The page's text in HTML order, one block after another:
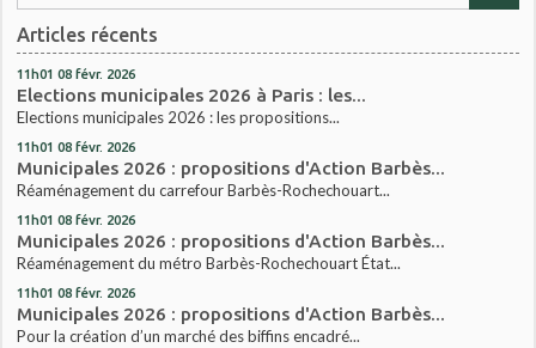
Articles récents
11h01 08 févr. 2026
Elections municipales 2026 à Paris : les...
Elections municipales 2026 : les propositions...
11h01 08 févr. 2026
Municipales 2026 : propositions d'Action Barbès...
Réaménagement du carrefour Barbès-Rochechouart...
11h01 08 févr. 2026
Municipales 2026 : propositions d'Action Barbès...
Réaménagement du métro Barbès-Rochechouart État...
11h01 08 févr. 2026
Municipales 2026 : propositions d'Action Barbès...
Pour la création d’un marché des biffins encadré...